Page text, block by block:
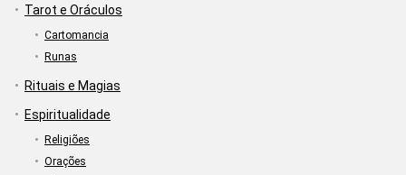
Tarot e Oráculos
Cartomancia
Runas
Rituais e Magias
Espiritualidade
Religiões
Orações